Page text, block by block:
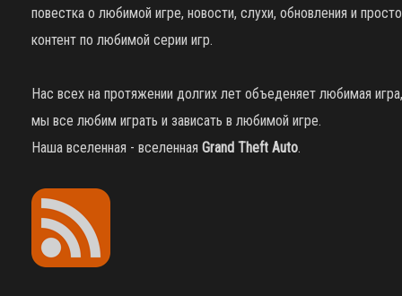
повестка о любимой игре, новости, слухи, обновления и просто
контент по любимой серии игр.
Нас всех на протяжении долгих лет объеденяет любимая игра,
мы все любим играть и зависать в любимой игре.
Наша вселенная - вселенная Grand Theft Auto.